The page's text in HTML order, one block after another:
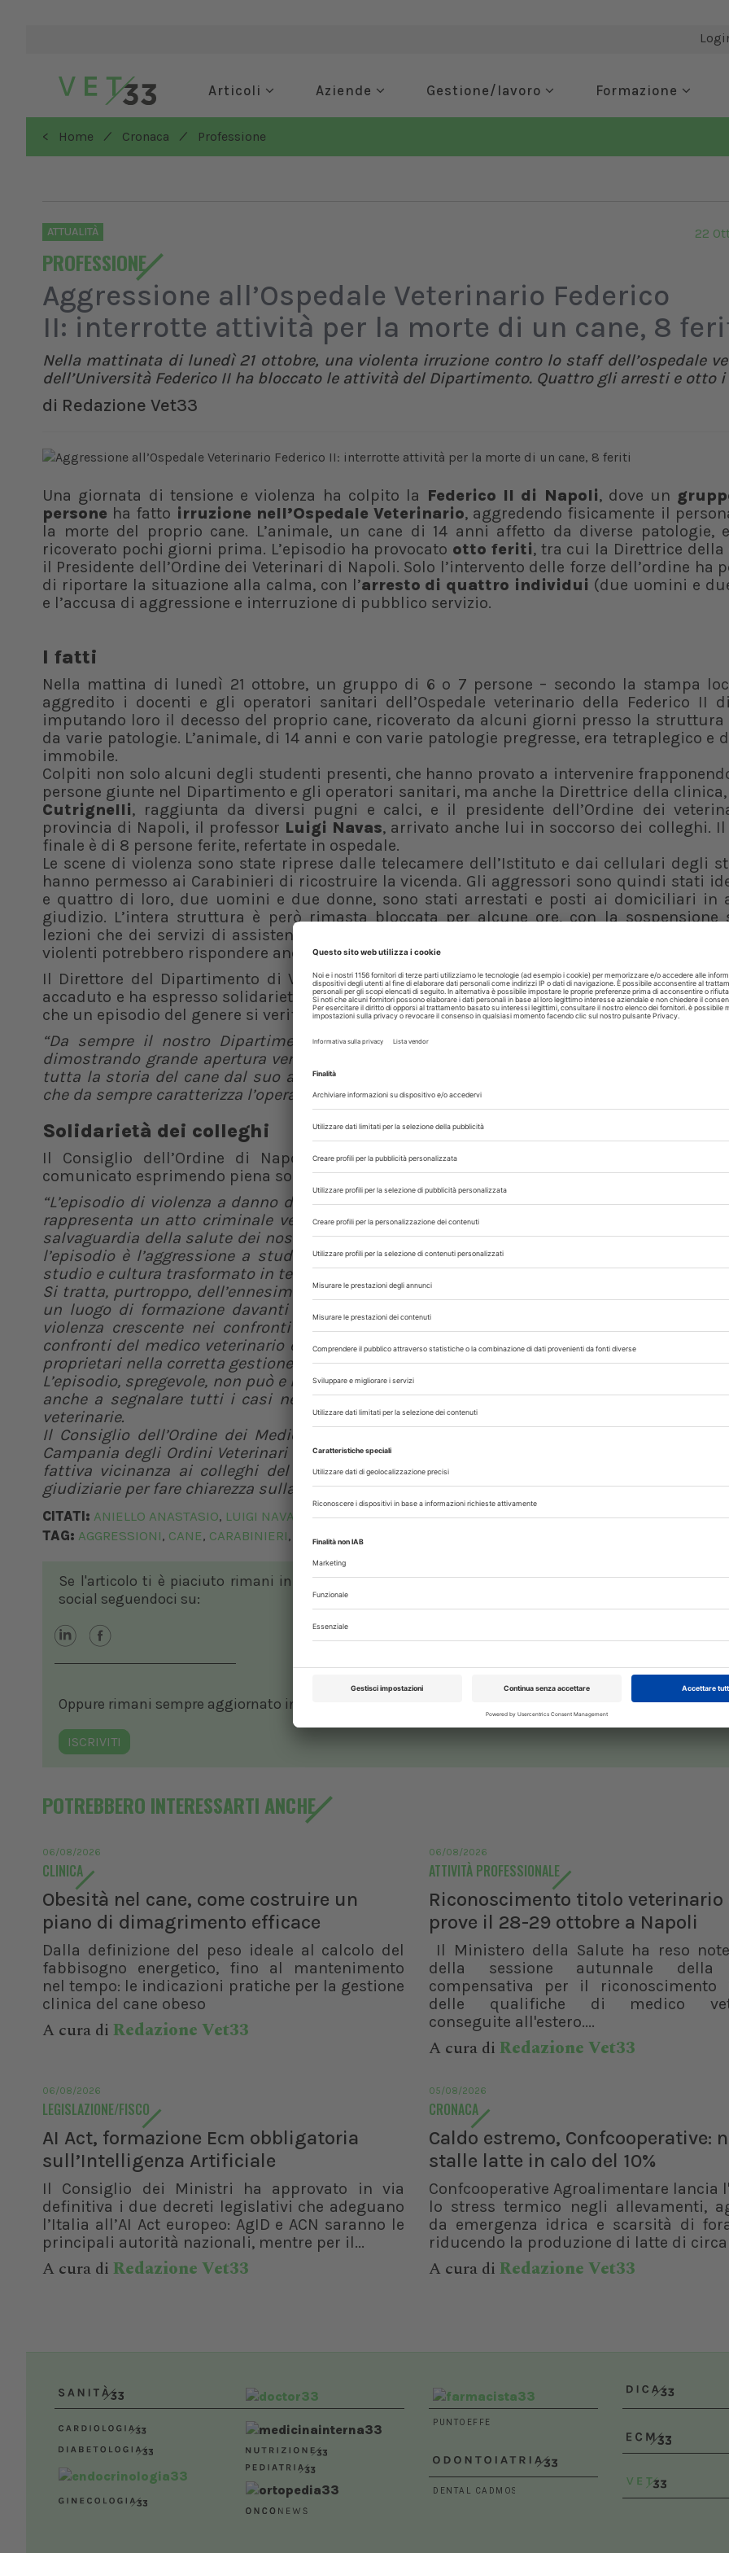
Articoli Aziende Gestione/lavoro Formazione
< Home / Cronaca / Professione
ATTUALITÀ
PROFESSIONE
22
Aggressione all’Ospedale Veterinario Federico
II: interrotte attività per la morte di un cane, 8
Nella mattinata di lunedì 21 ottobre, una violenta irruzione contro lo staff dell’ospedale
dell’Università Federico II ha bloccato le attività del Dipartimento. Quattro gli arresti e otto
di Redazione Vet33
Una giornata di tensione e violenza ha colpito la Federico II di Napoli, dove un
persone ha fatto irruzione nell’Ospedale Veterinario, aggredendo fisicamente il
la morte del proprio cane. L’animale, un cane di 14 anni affetto da diverse patologie,
ricoverato pochi giorni prima. L’episodio ha provocato otto feriti, tra cui la Direttrice della
il Presidente dell’Ordine dei Veterinari di Napoli. Solo l’intervento delle forze dell’ordine ha
di riportare la situazione alla calma, con l’arresto di quattro individui (due uomini e
e l’accusa di aggressione e interruzione di pubblico servizio.
I fatti
Nella mattina di lunedì 21 ottobre, un gruppo di 6 o 7 persone – secondo la stampa
aggredito i docenti e gli operatori sanitari dell’Ospedale veterinario della Federico II
imputando loro il decesso del proprio cane, ricoverato da alcuni giorni presso la struttura
da varie patologie. L’animale, di 14 anni e con varie patologie pregresse, era tetraplegico e
immobile.
Colpiti non solo alcuni degli studenti presenti, che hanno provato a intervenire
persone giunte nel Dipartimento e gli operatori sanitari, ma anche la Direttrice della clinica,
Cutrignelli, raggiunta da diversi pugni e calci, e il presidente dell’Ordine dei
provincia di Napoli, il professor Luigi Navas, arrivato anche lui in soccorso dei colleghi.
finale è di 8 persone ferite, refertate in ospedale.
Le scene di violenza sono state riprese dalle telecamere dell’Istituto e dai cellulari degli
hanno permesso ai Carabinieri di ricostruire la vicenda. Gli aggressori sono quindi stati
e quattro di loro, due uomini e due donne, sono stati arrestati e posti ai domiciliari in
giudizio. L’intera struttura è però rimasta bloccata per alcune ore, con la sospensione
lezioni che dei servizi di assistenza agli animali. Per questo motivo, i responsabili oltre
violenti potrebbero rispondere anche di interruzione di pubblico servizio.
Il Direttore del Dipartimento di VeterinariaAniello Anastasio, si è detto sconcertato per
accaduto e ha espresso solidarietà e vicinanza agli operatori vittime di aggressioni. È la
che un episodio del genere si verifica infatti in una clinica per animali:
“Da sempre il nostro Dipartimento affronta situazioni difficili con professionalità e
dimostrando grande apertura verso il territorio che ci ospita. La cartella clinica
tutta la storia del cane dal suo arrivo è a disposizione degli inquirenti nella massima
che da sempre caratterizza l’operato dell’Ospedale Veterinario”
Solidarietà dei colleghi
Il Consiglio dell’Ordine di Napoli e della Federazione Regionale degli Ordini ha
comunicato esprimendo piena solidarietà ai colleghi coinvolti nell’accaduto:
“L’episodio di violenza a danno dei colleghi operatori sanitari del DMVPA della Federico II
rappresenta un atto criminale verso la nostra amata professione, da sempre in prima
salvaguardia della salute dei nostri animali da compagnia. A rendere ancora più grave, se
l’episodio è l’aggressione a studenti e dottorandi nel contesto delle sale dell’Ateneo, un
studio e cultura trasformato in teatro di volgare aggressione.
Si tratta, purtroppo, dell’ennesimo fatto di cronaca, aggravato del fatto che sia avvenuto
un luogo di formazione davanti agli occhi di studenti e tirocinanti, che testimonia un
violenza crescente nei confronti della nostra categoria, frutto di una mancanza di
confronti del medico veterinario e da una mancanza di consapevolezza da parte dei
proprietari nella corretta gestione dei loro amici a quattro zampe.
L’episodio, spregevole, non può e non deve intimidire i nostri colleghi a denunciare atti del
anche a segnalare tutti i casi nei quali è ravvedibile il maltrattamento per omissione
veterinarie.
Il Consiglio dell’Ordine dei Medici Veterinari della provincia di Napoli e la Federazione
Campania degli Ordini Veterinari esprimono piena solidarietà ai colleghi aggrediti e
fattiva vicinanza ai colleghi del DMVPA nel procedimento che ne scaturirà davanti alle
giudiziarie per fare chiarezza sulla vicenda”.
CITATI: ANIELLO ANASTASIO, LUIGI NAVAS
MONICA CUTRIGNELLI
TAG: AGGRESSIONI, CANE, CARABINIERI, OSPEDALE VETERINARIO
Se l'articolo ti è piaciuto rimani in contatto con noi sui nostri canali
social seguendoci su:
Oppure rimani sempre aggiornato in ambito veterinario, iscrivendoti alla nostra newsletter!
ISCRIVITI
POTREBBERO INTERESSARTI ANCHE
06/08/2026
CLINICA
Obesità nel cane, come costruire un
piano di dimagrimento efficace
Dalla definizione del peso ideale al calcolo del
fabbisogno energetico, fino al mantenimento
nel tempo: le indicazioni pratiche per la gestione
clinica del cane obeso
A cura di Redazione Vet33
06/08/2026
ATTIVITÀ PROFESSIONALE
Riconoscimento titolo veterinario
prove il 28-29 ottobre a Napoli
Il Ministero della Salute ha reso
della sessione autunnale della
compensativa per il riconoscimento
delle qualifiche di medico
conseguite all'estero....
A cura di Redazione Vet33
06/08/2026
LEGISLAZIONE/FISCO
AI Act, formazione Ecm obbligatoria
sull’Intelligenza Artificiale
Il Consiglio dei Ministri ha approvato in via
definitiva i due decreti legislativi che adeguano
l’Italia all’AI Act europeo: AgID e ACN saranno le
principali autorità nazionali, mentre per il...
A cura di Redazione Vet33
05/08/2026
CRONACA
Caldo estremo, Confcooperative:
stalle latte in calo del 10%
Confcooperative Agroalimentare lancia
lo stress termico negli allevamenti,
da emergenza idrica e scarsità di
riducendo la produzione di latte di circa
A cura di Redazione Vet33
XXI Congresso
Nazionale UNISVET